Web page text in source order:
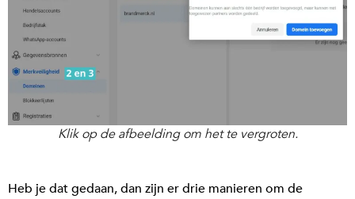
Klik op de afbeelding om het te vergroten.
Heb je dat gedaan, dan zijn er drie manieren om de